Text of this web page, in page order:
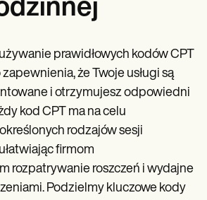
prawidłowych kodów CPT
że Twoje usługi są
i otrzymujesz odpowiedni
kod CPT ma na celu
rodzajów sesji
firmom
rozpatrywanie roszczeń i wydajne
Podzielmy kluczowe kody